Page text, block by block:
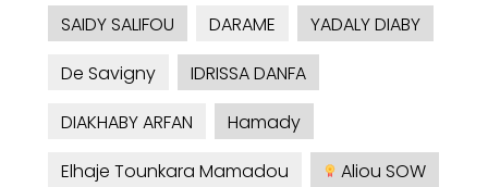
SAIDY SALIFOU
DARAME
YADALY DIABY
De Savigny
IDRISSA DANFA
DIAKHABY ARFAN
Hamady
Elhaje Tounkara Mamadou
Aliou SOW